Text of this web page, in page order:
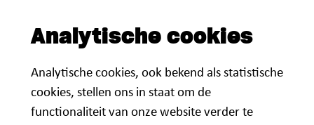
Analytische cookies
Analytische cookies, ook bekend als statistische
cookies, stellen ons in staat om de
functionaliteit van onze website verder te